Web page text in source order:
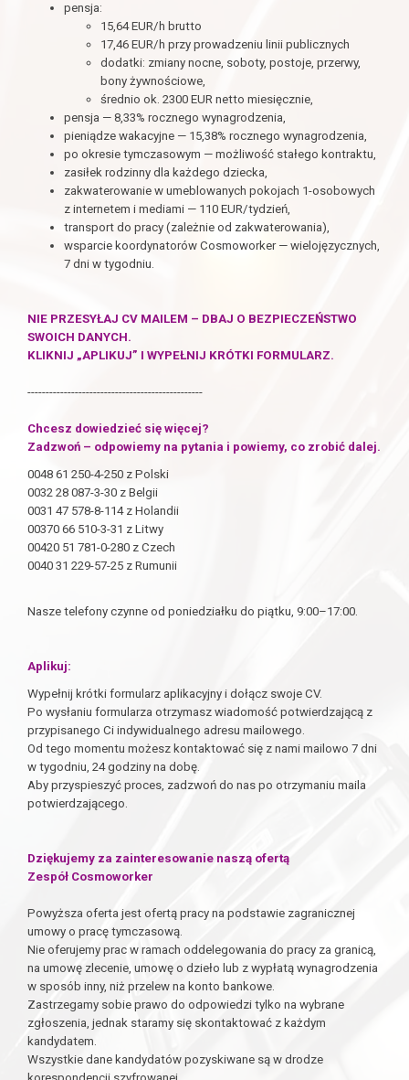
pensja:
15,64 EUR/h brutto
17,46 EUR/h przy prowadzeniu linii publicznych
dodatki: zmiany nocne, soboty, postoje, przerwy,
bony żywnościowe,
średnio ok. 2300 EUR netto miesięcznie,
pensja — 8,33% rocznego wynagrodzenia,
pieniądze wakacyjne — 15,38% rocznego wynagrodzenia,
po okresie tymczasowym — możliwość stałego kontraktu,
zasiłek rodzinny dla każdego dziecka,
zakwaterowanie w umeblowanych pokojach 1-osobowych
z internetem i mediami — 110 EUR/tydzień,
transport do pracy (zależnie od zakwaterowania),
wsparcie koordynatorów Cosmoworker — wielojęzycznych,
7 dni w tygodniu.
NIE PRZESYŁAJ CV MAILEM – DBAJ O BEZPIECZEŃSTWO
SWOICH DANYCH.
KLIKNIJ „APLIKUJ” I WYPEŁNIJ KRÓTKI FORMULARZ.
------------------------------------------------
Chcesz dowiedzieć się więcej?
Zadzwoń – odpowiemy na pytania i powiemy, co zrobić dalej.
0048 61 250-4-250 z Polski
0032 28 087-3-30 z Belgii
0031 47 578-8-114 z Holandii
00370 66 510-3-31 z Litwy
00420 51 781-0-280 z Czech
0040 31 229-57-25 z Rumunii
Nasze telefony czynne od poniedziałku do piątku, 9:00–17:00.
Aplikuj:
Wypełnij krótki formularz aplikacyjny i dołącz swoje CV.
Po wysłaniu formularza otrzymasz wiadomość potwierdzającą z
przypisanego Ci indywidualnego adresu mailowego.
Od tego momentu możesz kontaktować się z nami mailowo 7 dni
w tygodniu, 24 godziny na dobę.
Aby przyspieszyć proces, zadzwoń do nas po otrzymaniu maila
potwierdzającego.
Dziękujemy za zainteresowanie naszą ofertą
Zespół Cosmoworker
Powyższa oferta jest ofertą pracy na podstawie zagranicznej
umowy o pracę tymczasową.
Nie oferujemy prac w ramach oddelegowania do pracy za granicą,
na umowę zlecenie, umowę o dzieło lub z wypłatą wynagrodzenia
w sposób inny, niż przelew na konto bankowe.
Zastrzegamy sobie prawo do odpowiedzi tylko na wybrane
zgłoszenia, jednak staramy się skontaktować z każdym
kandydatem.
Wszystkie dane kandydatów pozyskiwane są w drodze